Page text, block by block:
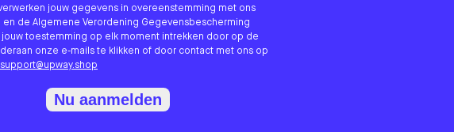
jouw gegevens in overeenstemming met ons
en de Algemene Verordening Gegevensbescherming
jouw toestemming op elk moment intrekken door op de
onze e-mails te klikken of door contact met ons op
support@upway.shop
Nu aanmelden